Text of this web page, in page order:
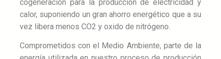
cogeneración para la producción de electricidad y
calor, suponiendo un gran ahorro energético que a su
vez libera menos CO2 y oxido de nitrógeno.
Comprometidos con el Medio Ambiente, parte de la